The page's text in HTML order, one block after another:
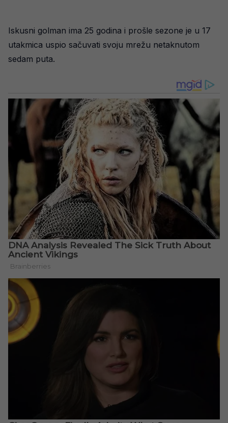
Iskusni golman ima 25 godina i prošle sezone je u 17
utakmica uspio sačuvati svoju mrežu netaknutom
sedam puta.